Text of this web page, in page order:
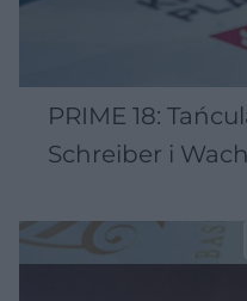
PRIME 18:
Schreiber i